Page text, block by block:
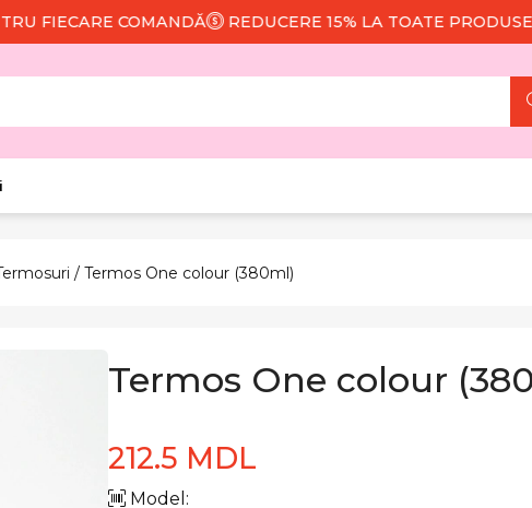
COMANDĂ REDUCERE 15% LA TOATE PRODUSELE
/ Termos One colour (380ml)
Termos One colour
212.5 MDL
Model: